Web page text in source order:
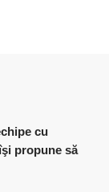
propune să